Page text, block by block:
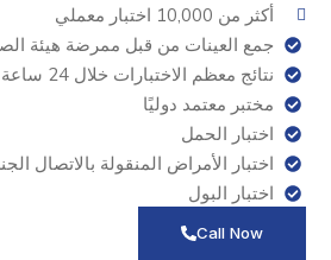
أكثر من 10,000 اختبار معملي
جمع العينات من قبل ممرضة هيئة
نتائج معظم الاختبارات خلال 24 ساعة
مختبر معتمد دوليًا
اختبار الحمل
اختبار الأمراض المنقولة بالاتصال
اختبار البول
Call Now